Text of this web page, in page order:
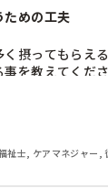
ための工夫
摂ってもらえ
を教えてくださ
祉士, ケアマネジャー,